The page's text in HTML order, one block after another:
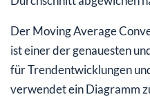
Der Moving Average
ist einer der genauesten
für Trendentwicklungen
verwendet ein Diagramm